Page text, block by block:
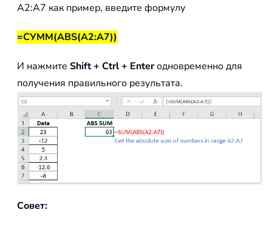
A2:A7 как пример, введите формулу
=СУММ(ABS(A2:A7))
И нажмите Shift + Ctrl + Enterодновременно для
получения правильного результата.
Совет: